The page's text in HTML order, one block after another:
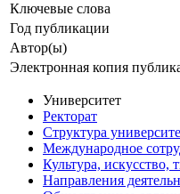
Ключевые cлова
Год публикации
Автор(ы)
Электронная копия
Университет
Ректорат
Структура
Международное
Культура, искусство,
Направления